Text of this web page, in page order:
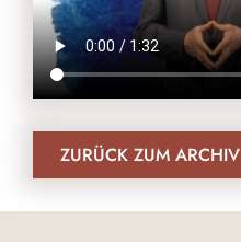
ZURÜCK ZUM ARCHIV